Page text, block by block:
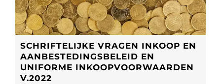
SCHRIFTELIJKE VRAGEN INKOOP EN
AANBESTEDINGSBELEID EN
UNIFORME INKOOPVOORWAARDEN
V.2022